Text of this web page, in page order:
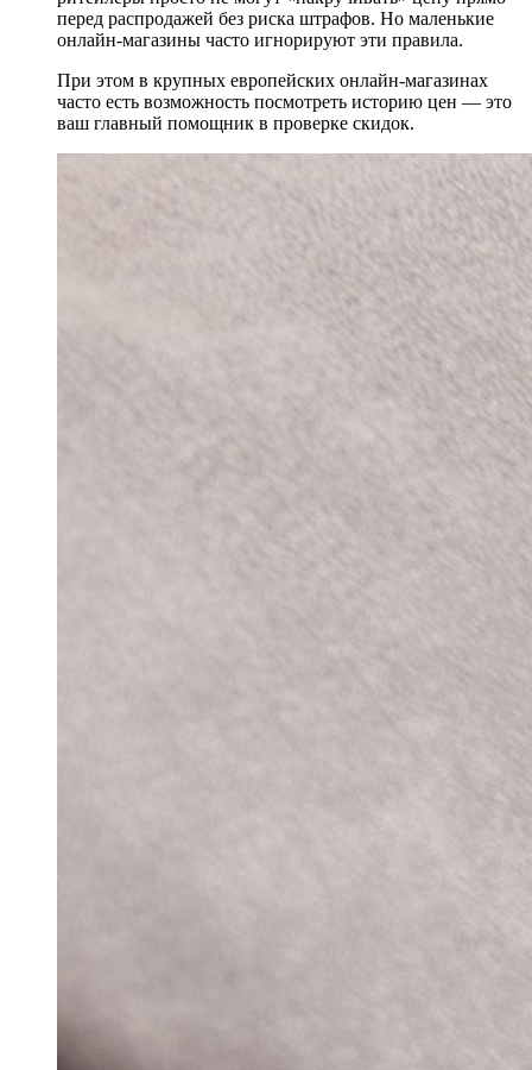
перед распродажей без риска штрафов. Но маленькие
онлайн-магазины часто игнорируют эти правила.
При этом в крупных европейских онлайн-магазинах
часто есть возможность посмотреть историю цен — это
ваш главный помощник в проверке скидок.